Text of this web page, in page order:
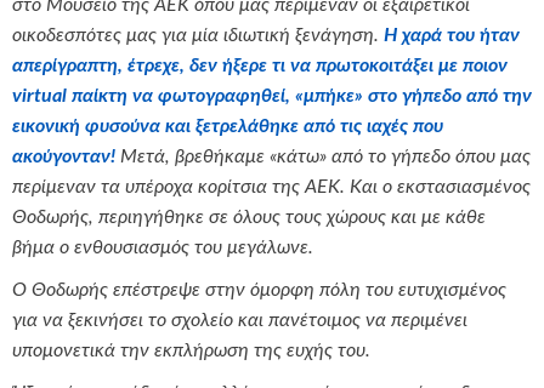
στο Μουσείο της ΑΕΚ όπου μας περίμεναν οι εξαιρετικοί
οικοδεσπότες μας για μία ιδιωτική ξενάγηση. Η χαρά του ήταν
απερίγραπτη, έτρεχε, δεν ήξερε τι να πρωτοκοιτάξει με ποιον
virtual παίκτη να φωτογραφηθεί, «μπήκε» στο γήπεδο από την
εικονική φυσούνα και ξετρελάθηκε από τις ιαχές που
ακούγονταν! Μετά, βρεθήκαμε «κάτω» από το γήπεδο όπου μας
περίμεναν τα υπέροχα κορίτσια της ΑΕΚ. Και ο εκστασιασμένος
Θοδωρής, περιηγήθηκε σε όλους τους χώρους και με κάθε
βήμα ο ενθουσιασμός του μεγάλωνε.
Ο Θοδωρής επέστρεψε στην όμορφη πόλη του ευτυχισμένος
για να ξεκινήσει το σχολείο και πανέτοιμος να περιμένει
υπομονετικά την εκπλήρωση της ευχής του.